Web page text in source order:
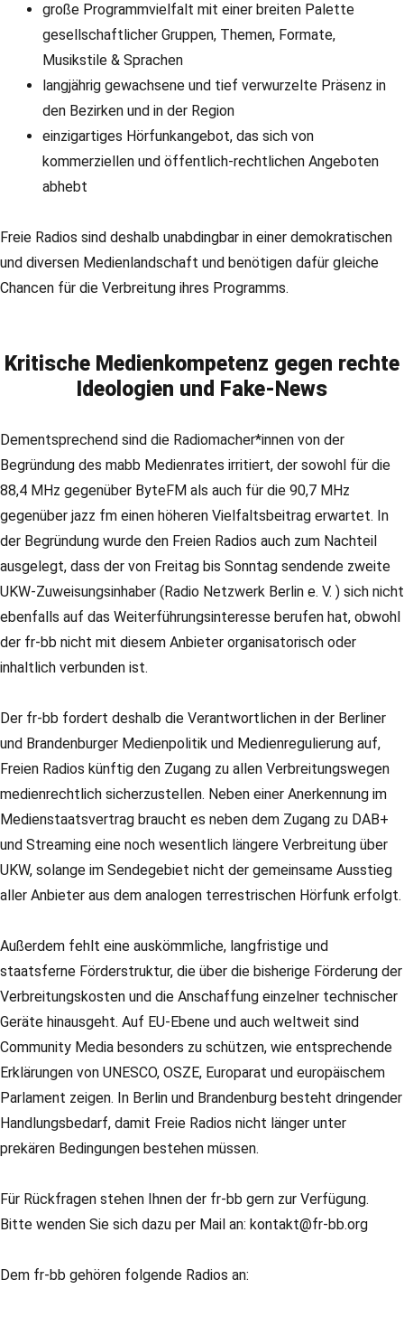
große Programmvielfalt mit einer breiten Palette
gesellschaftlicher Gruppen, Themen, Formate,
Musikstile & Sprachen
langjährig gewachsene und tief verwurzelte Präsenz in
den Bezirken und in der Region
einzigartiges Hörfunkangebot, das sich von
kommerziellen und öffentlich-rechtlichen Angeboten
abhebt
Freie Radios sind deshalb unabdingbar in einer demokratischen
und diversen Medienlandschaft und benötigen dafür gleiche
Chancen für die Verbreitung ihres Programms.
Kritische Medienkompetenz gegen rechte
Ideologien und Fake-News
Dementsprechend sind die Radiomacher*innen von der
Begründung des mabb Medienrates irritiert, der sowohl für die
88,4 MHz gegenüber ByteFM als auch für die 90,7 MHz
gegenüber jazz fm einen höheren Vielfaltsbeitrag erwartet. In
der Begründung wurde den Freien Radios auch zum Nachteil
ausgelegt, dass der von Freitag bis Sonntag sendende zweite
UKW-Zuweisungsinhaber (Radio Netzwerk Berlin e. V. ) sich nicht
ebenfalls auf das Weiterführungsinteresse berufen hat, obwohl
der fr-bb nicht mit diesem Anbieter organisatorisch oder
inhaltlich verbunden ist.
Der fr-bb fordert deshalb die Verantwortlichen in der Berliner
und Brandenburger Medienpolitik und Medienregulierung auf,
Freien Radios künftig den Zugang zu allen Verbreitungswegen
medienrechtlich sicherzustellen. Neben einer Anerkennung im
Medienstaatsvertrag braucht es neben dem Zugang zu DAB+
und Streaming eine noch wesentlich längere Verbreitung über
UKW, solange im Sendegebiet nicht der gemeinsame Ausstieg
aller Anbieter aus dem analogen terrestrischen Hörfunk erfolgt.
Außerdem fehlt eine auskömmliche, langfristige und
staatsferne Förderstruktur, die über die bisherige Förderung der
Verbreitungskosten und die Anschaffung einzelner technischer
Geräte hinausgeht. Auf EU-Ebene und auch weltweit sind
Community Media besonders zu schützen, wie entsprechende
Erklärungen von UNESCO, OSZE, Europarat und europäischem
Parlament zeigen. In Berlin und Brandenburg besteht dringender
Handlungsbedarf, damit Freie Radios nicht länger unter
prekären Bedingungen bestehen müssen.
Für Rückfragen stehen Ihnen der fr-bb gern zur Verfügung.
Bitte wenden Sie sich dazu per Mail an: kontakt@fr-bb.org
Dem fr-bb gehören folgende Radios an: